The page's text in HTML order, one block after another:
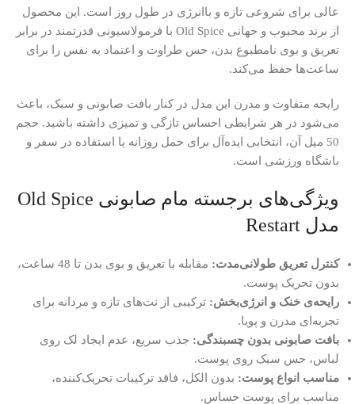
عالی برای شروعی تازه و باانرژی در طول روز است. این محصول
از برند محبوب و جهانی Old Spice با فرمولاسیونی قدرتمند در برابر
تعریق و بوی نامطبوع بدن، حس طراوت و اعتماد به نفس را برای
ساعت‌ها حفظ می‌کند.
رایحه متفاوت و مدرن این مدل در کنار بافت صابونی و سبک، باعث
می‌شود در هر شرایطی احساس تازگی و تمیزی داشته باشید. حجم
50 میل آن، انتخابی ایده‌آل برای حمل روزانه یا استفاده در سفر و
باشگاه ورزشی است.
ویژگی‌های برجسته مام صابونی Old Spice
مدل Restart
کنترل تعریق طولانی‌مدت:
مقابله با تعریق و بوی بدن تا 48 ساعت،
بدون تحریک پوست.
رایحه‌ی خنک و انرژی‌بخش: ترکیبی از نت‌های تازه و مردانه برای
تجربه‌ای مدرن و پویا.
بافت صابونی بدون چسبندگی: جذب سریع، عدم ایجاد لک روی
لباس، حس سبک روی پوست.
مناسب انواع پوست: بدون الکل، فاقد ترکیبات تحریک‌کننده،
مناسب برای پوست حساس.